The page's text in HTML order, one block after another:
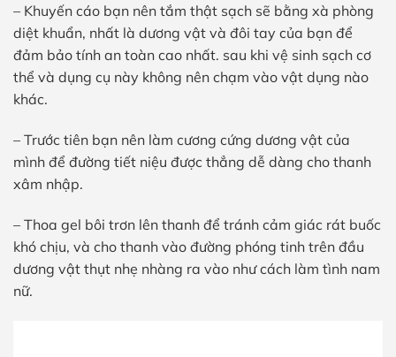
– Khuyến cáo bạn nên tắm thật sạch sẽ bằng xà phòng
diệt khuẩn, nhất là dương vật và đôi tay của bạn để
đảm bảo tính an toàn cao nhất. sau khi vệ sinh sạch cơ
thể và dụng cụ này không nên chạm vào vật dụng nào
khác.
– Trước tiên bạn nên làm cương cứng dương vật của
mình để đường tiết niệu được thẳng dễ dàng cho thanh
xâm nhập.
– Thoa gel bôi trơn lên thanh để tránh cảm giác rát buốc
khó chịu, và cho thanh vào đường phóng tinh trên đầu
dương vật thụt nhẹ nhàng ra vào như cách làm tình nam
nữ.